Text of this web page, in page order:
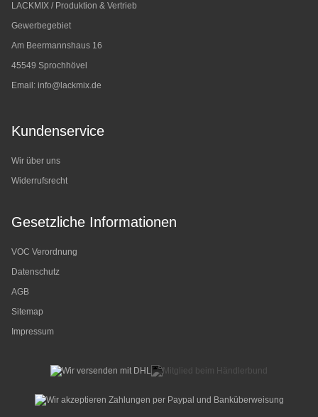
LACKMIX / Produktion & Vertrieb
Gewerbegebiet
Am Beermannshaus 16
45549 Sprochhövel
Email: info@lackmix.de
Kundenservice
Wir über uns
Widerrufsrecht
Gesetzliche Informationen
VOC Verordnung
Datenschutz
AGB
Sitemap
Impressum